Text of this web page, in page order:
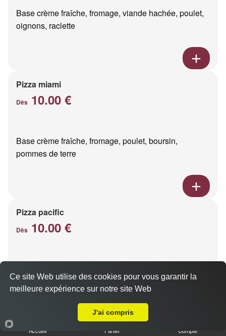
Base crème fraîche, fromage, viande hachée, poulet,
oignons, raclette
Pizza miami
Dès 10.00 €
Base crème fraîche, fromage, poulet, boursin,
pommes de terre
Pizza pacific
Dès 10.00 €
Accueil Panier Compte
Ce site Web utilise des cookies pour vous garantir la
meilleure expérience sur notre site Web
J'ai compris